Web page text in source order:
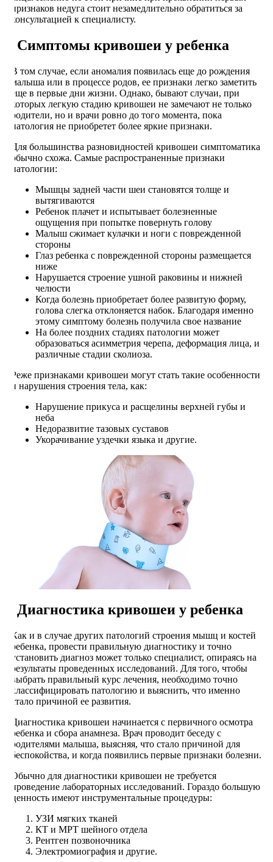
признаков недуга стоит незамедлительно обратиться за
консультацией к специалисту.
Симптомы кривошеи у ребенка
В том случае, если аномалия появилась еще до рождения
малыша или в процессе родов, ее признаки легко заметить
еще в первые дни жизни. Однако, бывают случаи, при
которых легкую стадию кривошеи не замечают не только
родители, но и врачи ровно до того момента, пока
патология не приобретет более яркие признаки.
Для большинства разновидностей кривошеи симптоматика
обычно схожа. Самые распространенные признаки
патологии:
Мышцы задней части шеи становятся толще и
вытягиваются
Ребенок плачет и испытывает болезненные
ощущения при попытке повернуть голову
Малыш сжимает кулачки и ноги с поврежденной
стороны
Глаз ребенка с поврежденной стороны размещается
ниже
Нарушается строение ушной раковины и нижней
челюсти
Когда болезнь приобретает более развитую форму,
голова слегка отклоняется набок. Благодаря именно
этому симптому болезнь получила свое название
На более поздних стадиях патологии может
образоваться асимметрия черепа, деформация лица, и
различные стадии сколиоза.
Реже признаками кривошеи могут стать такие особенности
и нарушения строения тела, как:
Нарушение прикуса и расщелины верхней губы и
неба
Недоразвитие тазовых суставов
Укорачивание уздечки языка и другие.
Диагностика кривошеи у ребенка
Как и в случае других патологий строения мышц и костей
ребенка, провести правильную диагностику и точно
установить диагноз может только специалист, опираясь на
результаты проведенных исследований. Для того, чтобы
выбрать правильный курс лечения, необходимо точно
классифицировать патологию и выяснить, что именно
стало причиной ее развития.
Диагностика кривошеи начинается с первичного осмотра
ребенка и сбора анамнеза. Врач проводит беседу с
родителями малыша, выясняя, что стало причиной для
беспокойства, и когда появились первые признаки болезни.
Обычно для диагностики кривошеи не требуется
проведение лабораторных исследований. Гораздо большую
ценность имеют инструментальные процедуры:
УЗИ мягких тканей
КТ и МРТ шейного отдела
Рентген позвоночника
Электромиография и другие.